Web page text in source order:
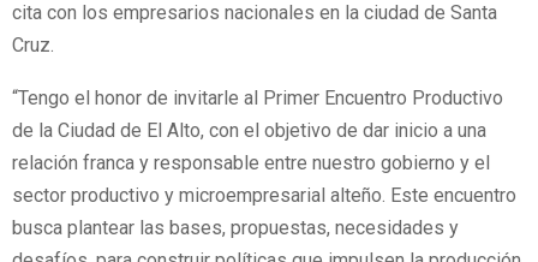
cita con los empresarios nacionales en la ciudad de Santa
Cruz.
“Tengo el honor de invitarle al Primer Encuentro Productivo
de la Ciudad de El Alto, con el objetivo de dar inicio a una
relación franca y responsable entre nuestro gobierno y el
sector productivo y microempresarial alteño. Este encuentro
busca plantear las bases, propuestas, necesidades y